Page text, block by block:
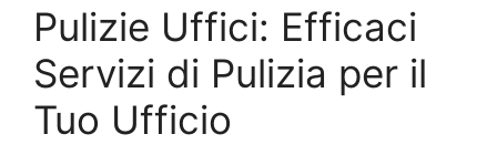
Pulizie Uffici: Efficaci
Servizi di Pulizia per il
Tuo Ufficio